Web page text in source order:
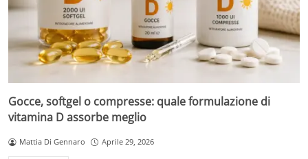
Gocce, softgel o compresse: quale formulazione di
vitamina D assorbe meglio
Mattia Di Gennaro Aprile 29, 2026